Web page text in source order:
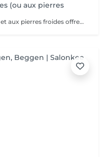
(ou aux pierres
Le massage aux pierres chaudes et aux pierres froides offrent des expériences differentes, chacune avec ses propres bienfaits. Le massage aux pierres chaudes est idéal pour la détente musculaire, la réduction du stress et l'amélioration de la circulation sanguine. Le massage aux pierres froides, quant à lui, est plus adapté pour soulager les inflammations, les douleurs aigues et pour une expérience revigorante, surtout pendant les périodes de chaleur.